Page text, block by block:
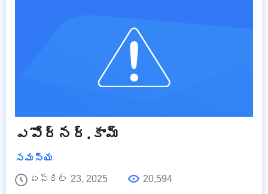
ఎపోర్నర్.కామ్
సమస్య
ఏప్రిల్ 23, 2025
20,594